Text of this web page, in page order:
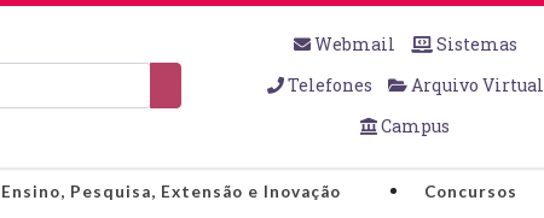
Webmail
Sistemas
Telefones
Arquivo Virtual
Campus
Ensino, Pesquisa, Extensão e Inovação
Concursos